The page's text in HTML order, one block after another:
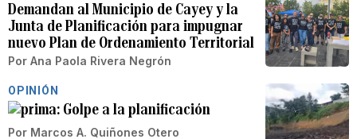
Demandan al Municipio de Cayey y la
Junta de Planificación para impugnar
nuevo Plan de Ordenamiento Territorial
Por Ana Paola Rivera Negrón
OPINIÓN
Golpe a la planificación
Por Marcos A. Quiñones Otero